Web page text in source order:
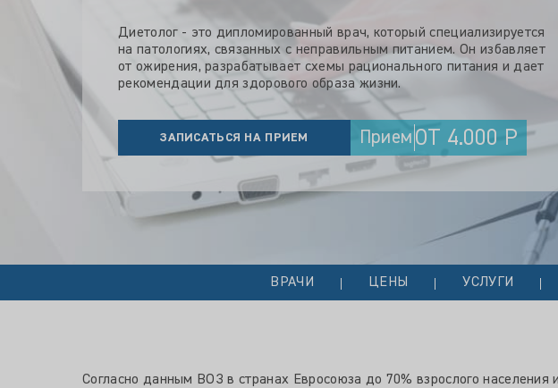
Диетолог - это дипломированный врач, который специализируется
на патологиях, связанных с неправильным питанием. Он избавляет
от ожирения, разрабатывает схемы рационального питания и дает
рекомендации для здорового образа жизни.
ЗАПИСАТЬСЯ НА ПРИЕМ Прием ОТ 4.000 Р
ВРАЧИ ЦЕНЫ УСЛУГИ
Согласно данным ВОЗ в странах Евросоюза до 70% взрослого